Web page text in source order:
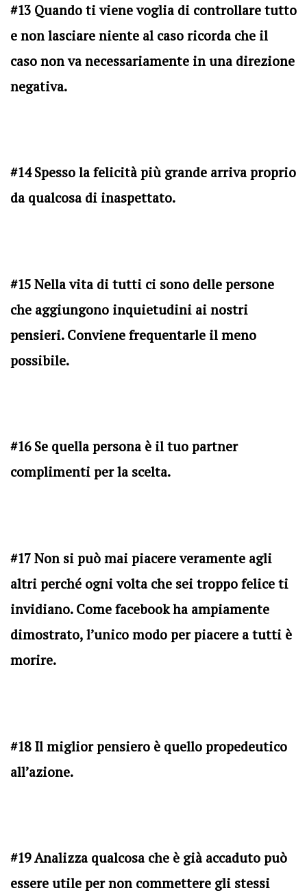
#13 Quando ti viene voglia di controllare tutto
e non lasciare niente al caso ricorda che il
caso non va necessariamente in una direzione
negativa.
#14 Spesso la felicità più grande arriva proprio
da qualcosa di inaspettato.
#15 Nella vita di tutti ci sono delle persone
che aggiungono inquietudini ai nostri
pensieri. Conviene frequentarle il meno
possibile.
#16 Se quella persona è il tuo partner
complimenti per la scelta.
#17 Non si può mai piacere veramente agli
altri perché ogni volta che sei troppo felice ti
invidiano. Come facebook ha ampiamente
dimostrato, l’unico modo per piacere a tutti è
morire.
#18 Il miglior pensiero è quello propedeutico
all’azione.
#19 Analizza qualcosa che è già accaduto può
essere utile per non commettere gli stessi